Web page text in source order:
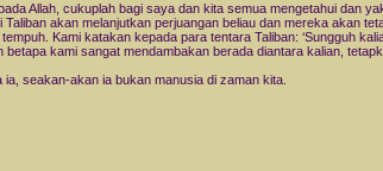
Allah, cukuplah bagi saya dan kita semua mengetahui dan
akan melanjutkan perjuangan beliau dan mereka akan
Kami katakan kepada para tentara Taliban: ‘Sungguh
betapa kami sangat mendambakan berada diantara kalian,
seakan-akan ia bukan manusia di zaman kita.